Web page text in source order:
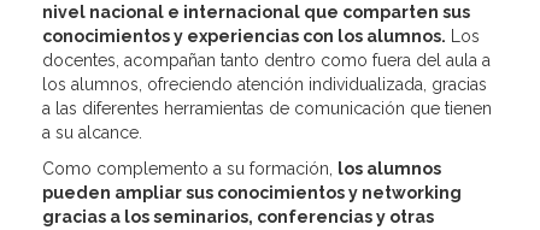
nivel nacional e internacional que comparten sus
conocimientos y experiencias con los alumnos. Los
docentes, acompañan tanto dentro como fuera del aula a
los alumnos, ofreciendo atención individualizada, gracias
a las diferentes herramientas de comunicación que tienen
a su alcance.
Como complemento a su formación,
los alumnos
pueden ampliar sus conocimientos y networking
gracias a los seminarios, conferencias y otras